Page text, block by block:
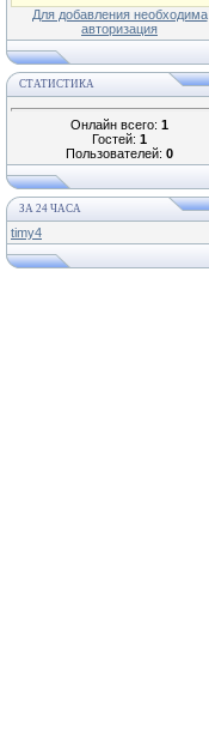
Для добавления необходима
авторизация
СТАТИСТИКА
Онлайн всего: 1
Гостей: 1
Пользователей: 0
ЗА 24 ЧАСА
timy4